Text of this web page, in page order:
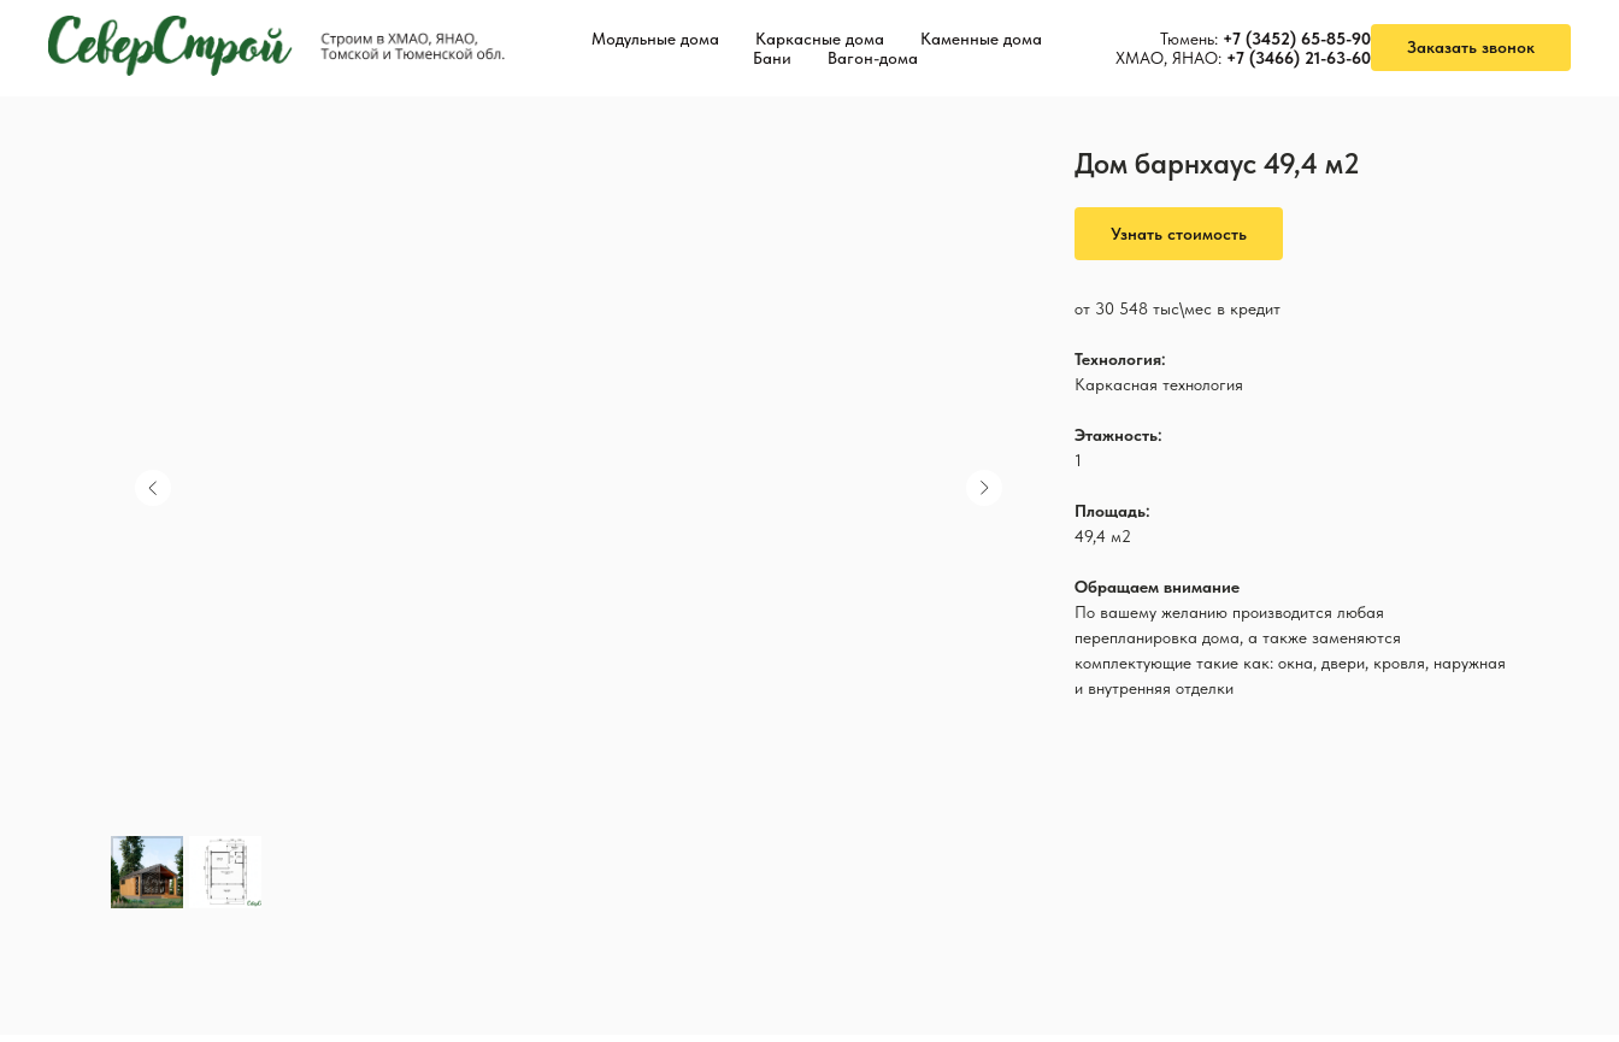
Модульные дома Каркасные дома
Каменные дома
Бани
Вагон-дома
Тюмень: +7 (3452) 65-85-90
ХМАО, ЯНАО: +7 (3466) 21-63-60
Заказать звонок
Дом барнхаус 49,4 м2
Узнать стоимость
от 30 548 тыс\мес в кредит
Технология:
Каркасная технология
Этажность:
1
Площадь:
49,4 м2
Обращаем внимание
По вашему желанию производится любая
перепланировка дома, а также заменяются
комплектующие такие как: окна, двери, кровля, наружная
и внутренняя отделки